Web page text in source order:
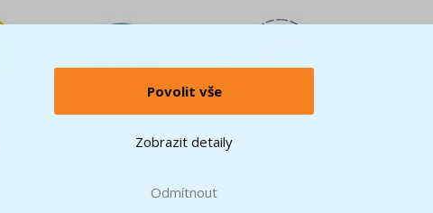
Povolit vše
Zobrazit detaily
Odmítnout